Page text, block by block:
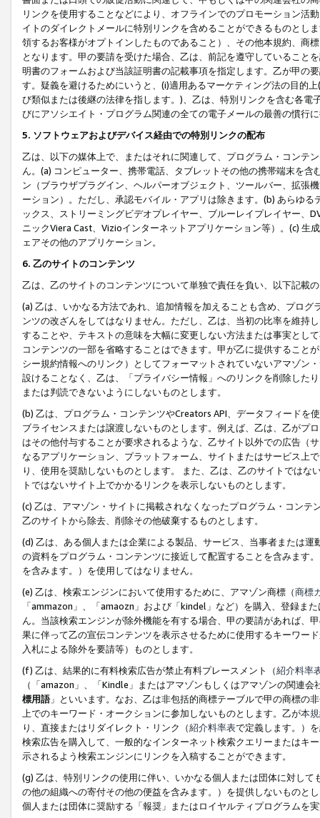
リンクを使用することなどにより、オフラインでのプロモーション活
イトのダイレクトメールに特別リンクを含めることができるものとし
領するお客様がオプトインしたものであること）、その他本規約、商
となります。甲の要請を受けた場合、乙は、前記を遵守していること
明書のフォームおよび当該証明書の記載事項を指定します。乙が甲の
す。疑義を避けるためにいうと、(i)適用あるマーケティング法の目的
び類似または後継の法律を指します。)、乙は、特別リンクを含む各
びにアソシエイト・プログラム関連の全ての電子メールの最善の慣行
5. ソフトウェアおよびデバイス経由での特別リンクの配布
乙は、以下の媒体上で、またはそれに関連して、プログラム・コンテ
ん。(a) コンピューター、携帯電話、タブレットその他の携帯端末を
ン（ブラウザプラグイン、ヘルパーオブジェクト、ツールバー、拡張
ーション）。ただし、承認モバイル・アプリは除きます。(b) あらゆ
ックス、ストリーミングビデオプレイヤー、ブルーレイプレイヤー、
ニックViera Cast、Vizioインターネットアプリケーション等）。(c)
ェアその他のアプリケーション。
6. 乙のサイトのコンテンツ
乙は、乙のサイトのコンテンツについて単独で責任を負い、以下記載
(a) 乙は、いかなる方法であれ、追加情報を加えることも含め、プロ
ンツの改ざんをしてはなりません。ただし、乙は、当初の比率を維持
することや、テキストの意味を大幅に変更しない方法または事実とし
コンテンツの一部を省略することはできます。甲が乙に提供すること
シー規約情報へのリンク）としてフォーマットされていないアマゾン
設けることなく、乙は、「プライバシー情報」へのリンクを削除した
または判読できないようにしないものとします。
(b) 乙は、プログラム・コンテンツやCreators API、データフィード
ブライセンスまたは譲渡しないものとします。例えば、乙は、乙がプ
はその他付与することが要求されるような、乙サイト以外での広告（
なるアプリケーション、プラットフォーム、サイトまたはサービス上
り、使用を奨励しないものとします。 また、乙は、乙のサイトでは
トではないサイト上でかかるリンクを表示しないものとします。
(c) 乙は、アマゾン・サイトに掲載されなくなったプログラム・コン
乙のサイトから除去、削除その他破棄するものとします。
(d) 乙は、ある個人または企業による製品、サービス、当事者または
の資料をプログラム・コンテンツに接近して配置することを含みます
を含みます。）を使用してはなりません。
(e) 乙は、検索エンジンにおいて使用するために、アマゾン商標（商標
「ammazon」、「amaozn」および「kindel」など）を購入、登録ま
ん。当該検索エンジンが除外機能を有する場合、甲の要請があれば、
果に伴って乙の宣伝コンテンツを表示させるために使用するキーワー
入札による除外を要請等）ものとします。
(f) 乙は、結果的に有料検索広告が禁止有料プレースメント（紹介料率
（「amazon」、「Kindle」またはアマゾンもしくはアマゾンの関連
標用語」といいます。なお、乙は非包括的商標テーブルで甲の商標の
上でのキーワード・オークションに参加しないものとします。乙が本
り、直接またはリダイレクト・リンク（紹介料率表で定義します。）
検索広告を購入して、一般的なインターネット検索クエリーまたはキ
示されるよう検索エンジンにリンクを入稿することができます。
(g) 乙は、特別リンクの使用に伴い、いかなる個人または団体に対し
の他の組織への寄付その他の便益を含みます。）を提供しないものと
個人または団体に奨励する「報奨」またはロイヤルティプログラムを